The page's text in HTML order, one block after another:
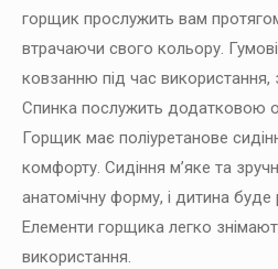
горщик прослужить вам
втрачаючи свого кольору.
ковзанню під час
Спинка послужить додатковою
Горщик має поліуретанове
комфорту. Сидіння м’яке та
анатомічну форму, і дитина буде
Елементи горщика легко
використання.